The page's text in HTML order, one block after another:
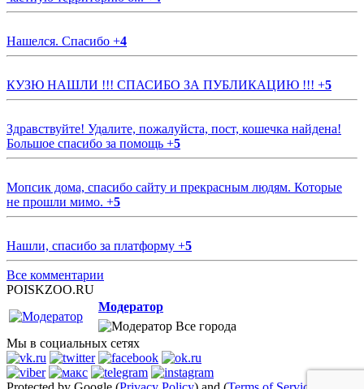
Нашелся. Спасибо +4
КУЗЮ НАШЛИ !!! СПАСИБО ЗА ПУБЛИКАЦИЮ !!! +5
Здравствуйте! Удалите, пожалуйста, пост, кошечка найдена!
Большое спасибо за помощь +5
Мопсик дома, спасибо сайту и прекрасным людям. Которые
не прошли мимо. +5
Нашли, спасибо за платформу +5
Все комментарии
POISKZOO.RU
Модератор
Все города
Мы в социальных сетях